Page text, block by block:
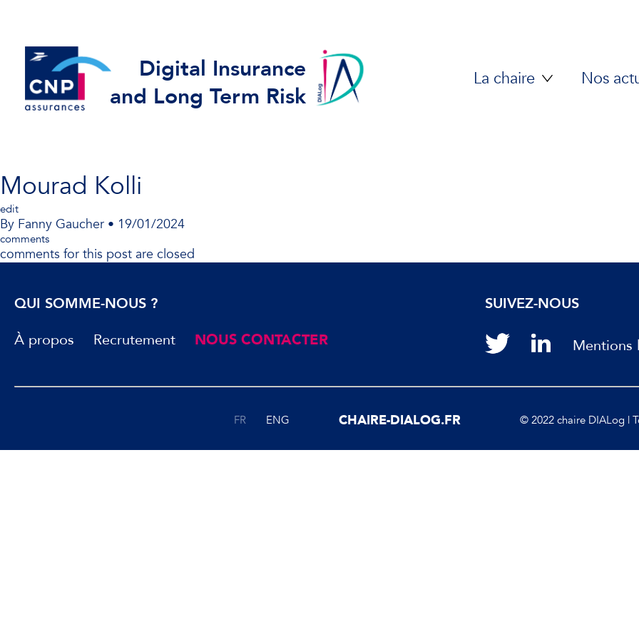
Digital Insurance
and Long Term Risk
La chaire Nos
Mourad Kolli
edit
By Fanny Gaucher • 19/01/2024
comments
comments for this post are closed
QUI SOMME-NOUS ?
À propos
Recrutement NOUS CONTACTER
SUIVEZ-NOUS
Mentions
FR ENG CHAIRE-DIALOG.FR © 2022 chaire DIALog |